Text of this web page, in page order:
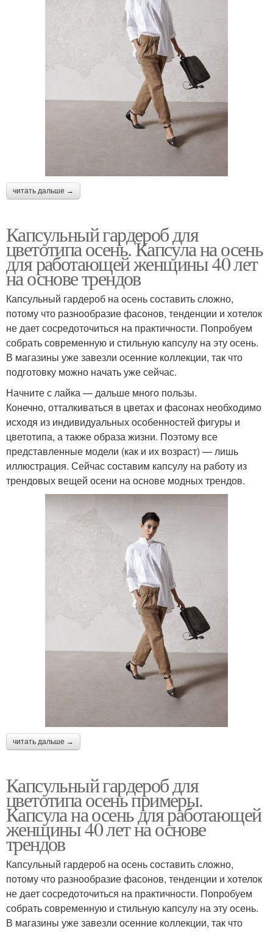
читать дальше →
Капсульный гардероб для
цветотипа осень. Капсула на осень
для работающей женщины 40 лет
на основе трендов
Капсульный гардероб на осень составить сложно,
потому что разнообразие фасонов, тенденции и хотелок
не дает сосредоточиться на практичности. Попробуем
собрать современную и стильную капсулу на эту осень.
В магазины уже завезли осенние коллекции, так что
подготовку можно начать уже сейчас.
Начните с лайка — дальше много пользы.
Конечно, отталкиваться в цветах и фасонах необходимо
исходя из индивидуальных особенностей фигуры и
цветотипа, а также образа жизни. Поэтому все
представленные модели (как и их возраст) — лишь
иллюстрация. Сейчас составим капсулу на работу из
трендовых вещей осени на основе модных трендов.
читать дальше →
Капсульный гардероб для
цветотипа осень примеры.
Капсула на осень для работающей
женщины 40 лет на основе
трендов
Капсульный гардероб на осень составить сложно,
потому что разнообразие фасонов, тенденции и хотелок
не дает сосредоточиться на практичности. Попробуем
собрать современную и стильную капсулу на эту осень.
В магазины уже завезли осенние коллекции, так что